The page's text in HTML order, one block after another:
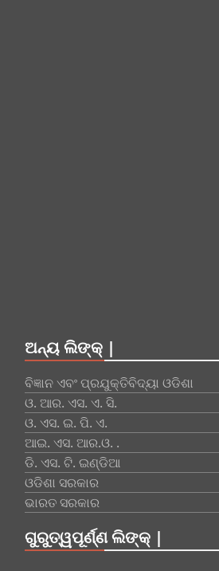
ଅନ୍ୟ ଲିଙ୍କ୍ |
ବିଜ୍ଞାନ ଏବଂ ପ୍ରଯୁକ୍ତିବିଦ୍ୟା ଓଡିଶା
ଓ. ଆର. ଏସ. ଏ. ସି.
ଓ. ଏସ. ଇ. ପି. ଏ.
ଆଇ. ଏସ. ଆର.ଓ. .
ଡି. ଏସ. ଟି. ଇଣ୍ଡିଆ
ଓଡିଶା ସରକାର
ଭାରତ ସରକାର
ଗୁରୁତ୍ୱପୂର୍ଣ୍ଣ ଲିଙ୍କ୍ |